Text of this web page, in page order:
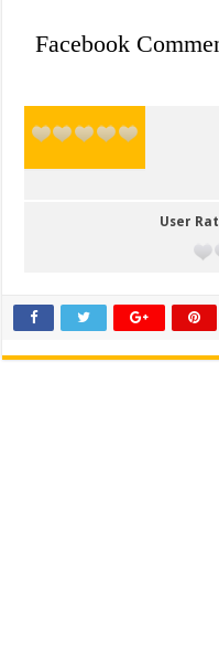
Facebook
User